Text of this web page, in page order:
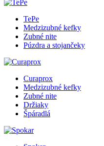
TePe
Medzizubné kefky
Zubné nite
Púzdra a stojančeky
Curaprox
Medzizubné kefky
Zubné nite
Držiaky
Špáradlá